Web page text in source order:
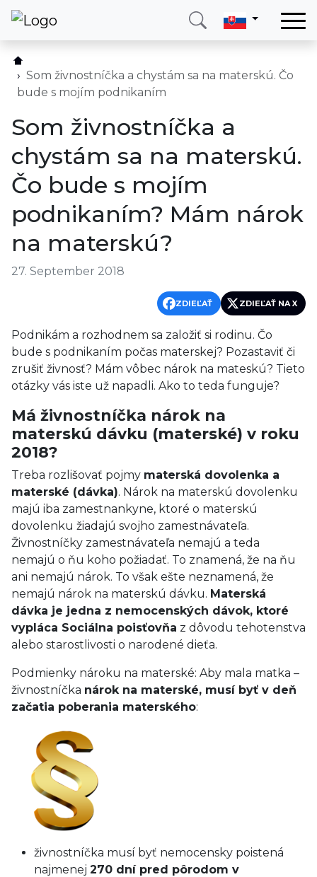
Služby
O nás
Blog
Kontakt
Som živnostníčka a chystám sa na materskú. Čo
bude s mojím podnikaním
Som živnostníčka a
chystám sa na materskú.
Čo bude s mojím
podnikaním? Mám nárok
na materskú?
27. September 2018
ZDIEĽAŤ ZDIEĽAŤ NA X
Podnikám a rozhodnem sa založiť si rodinu. Čo
bude s podnikaním počas materskej? Pozastaviť či
zrušiť živnosť? Mám vôbec nárok na mateskú? Tieto
otázky vás iste už napadli. Ako to teda funguje?
Má živnostníčka nárok na
materskú dávku (materské) v roku
2018?
Treba rozlišovať pojmy materská dovolenka a
materské (dávka). Nárok na materskú dovolenku
majú iba zamestnankyne, ktoré o materskú
dovolenku žiadajú svojho zamestnávateľa.
Živnostníčky zamestnávateľa nemajú a teda
nemajú o ňu koho požiadať. To znamená, že na ňu
ani nemajú nárok. To však ešte neznamená, že
nemajú nárok na materskú dávku. Materská
dávka je jedna z nemocenských dávok, ktoré
vypláca Sociálna poisťovňa z dôvodu tehotenstva
alebo starostlivosti o narodené dieťa.
Podmienky nároku na materské: Aby mala matka –
živnostníčka nárok na materské, musí byť v deň
začatia poberania materského:
živnostníčka musí byť nemocensky poistená
najmenej 270 dní pred pôrodom v